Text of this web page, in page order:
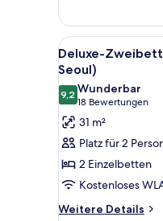
1
Queen-
Bett
(Air
purifier
in
room)
Alle
Fotos
für
Deluxe-
(Bigger
than
most
in
Seoul)
3
Deluxe-
Seoul)
9,29,2 von 10
Wunderbar
18 Bewertungen
(18
Bewertungen)
31 m²
Platz für 2
2 Einzelbetten
Kostenloses
Weitere Details
Weitere